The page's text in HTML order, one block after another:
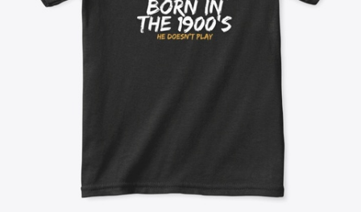
Verkoop overal
Unisex Classic Pullover Hoodie
US$ 29,99